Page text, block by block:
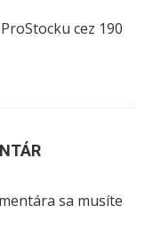
cez 190
sa musíte